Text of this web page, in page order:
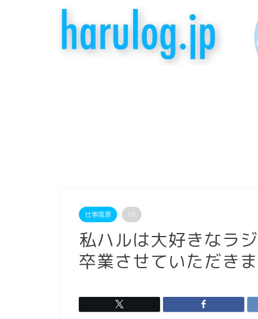
仕事風景 PR
私ハルは大好きなラ
卒業させていただきま